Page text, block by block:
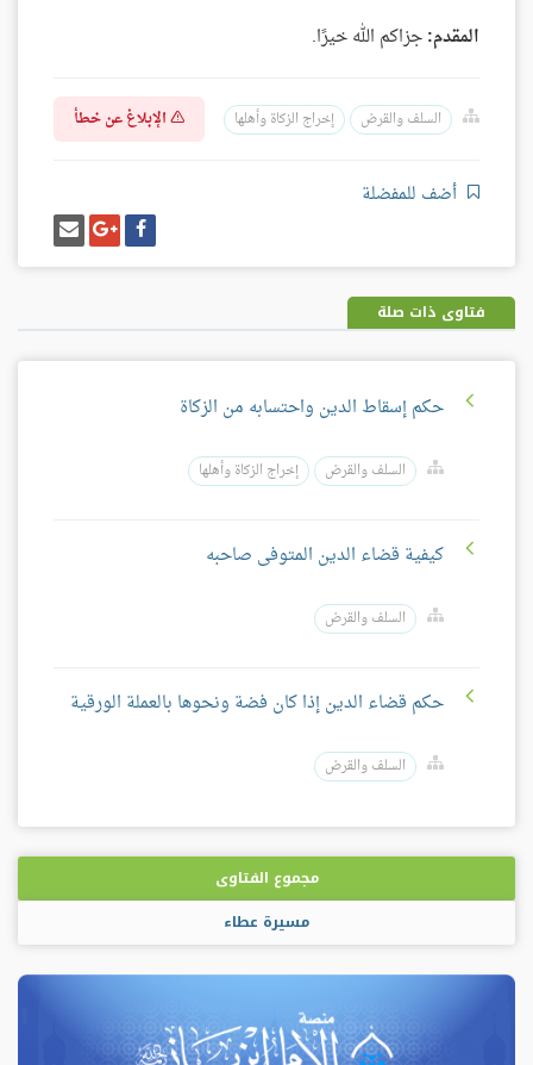
المقدم:جزاكم الله خيرًا.
السلف والقرض إخراج الزكاة وأهلها الإبلاغ عن خطأ
أضف للمفضلة
شارك
على
فيسبوك
شارك
على
غوغل
بلس
إرسل
إيميل
فتاوى ذات صلة
حكم إسقاط الدين واحتسابه من الزكاة
السلف والقرض إخراج الزكاة وأهلها
كيفية قضاء الدين المتوفى صاحبه
السلف والقرض
حكم قضاء الدين إذا كان فضة ونحوها بالعملة الورقية
السلف والقرض
مجموع الفتاوى
مسيرة عطاء